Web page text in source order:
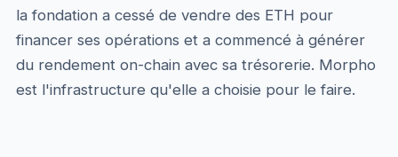
la fondation a cessé de vendre des ETH pour
financer ses opérations et a commencé à générer
du rendement on-chain avec sa trésorerie. Morpho
est l'infrastructure qu'elle a choisie pour le faire.